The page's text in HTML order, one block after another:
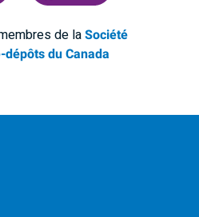
de laSociété
dépôts du Canada